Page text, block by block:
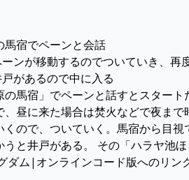
馬宿でペーンと会話
ンが移動するのでついていき、再
があるので中に入る
馬宿」でペーンと話すとスター
昼に来た場合は焚火などで夜ま
ので、ついていく。馬宿から目視
と井戸がある。 その「ハラヤ池
ム|オンラインコード版へのリン